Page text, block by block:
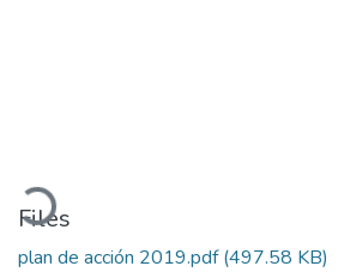
Files
plan de acción 2019.pdf(497.58 KB)